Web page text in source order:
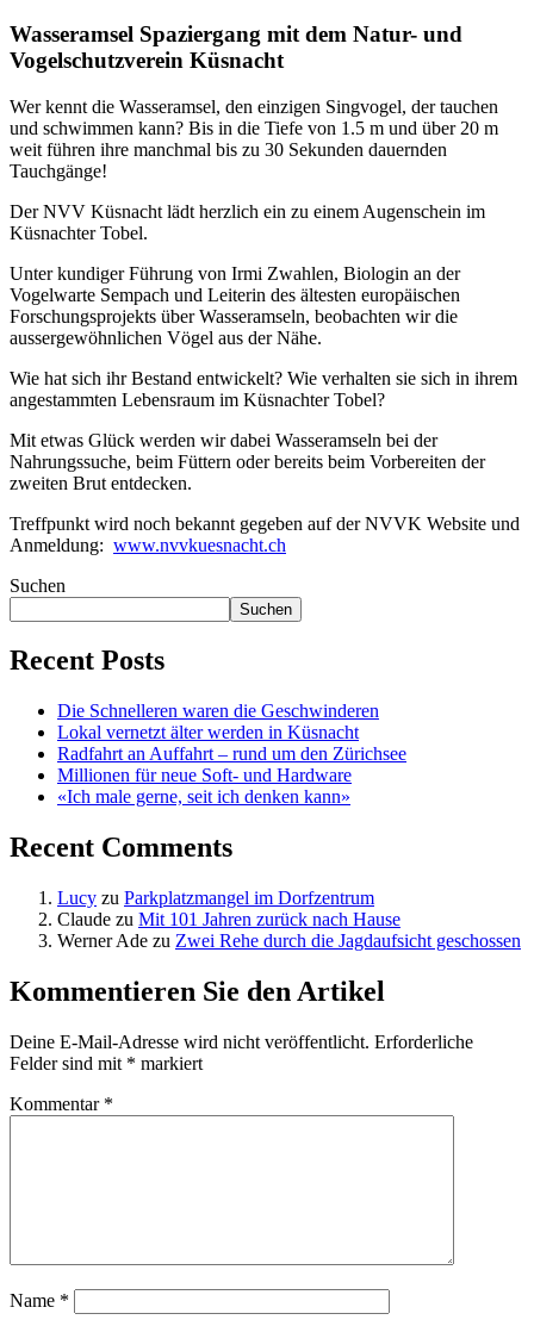
Wasseramsel Spaziergang mit dem Natur- und
Vogelschutzverein Küsnacht
Wer kennt die Wasseramsel, den einzigen Singvogel, der tauchen
und schwimmen kann? Bis in die Tiefe von 1.5 m und über 20 m
weit führen ihre manchmal bis zu 30 Sekunden dauernden
Tauchgänge!
Der NVV Küsnacht lädt herzlich ein zu einem Augenschein im
Küsnachter Tobel.
Unter kundiger Führung von Irmi Zwahlen, Biologin an der
Vogelwarte Sempach und Leiterin des ältesten europäischen
Forschungsprojekts über Wasseramseln, beobachten wir die
aussergewöhnlichen Vögel aus der Nähe.
Wie hat sich ihr Bestand entwickelt? Wie verhalten sie sich in ihrem
angestammten Lebensraum im Küsnachter Tobel?
Mit etwas Glück werden wir dabei Wasseramseln bei der
Nahrungssuche, beim Füttern oder bereits beim Vorbereiten der
zweiten Brut entdecken.
Treffpunkt wird noch bekannt gegeben auf der NVVK Website und
Anmeldung: www.nvvkuesnacht.ch
Suchen
Suchen
Recent Posts
Die Schnelleren waren die Geschwinderen
Lokal vernetzt älter werden in Küsnacht
Radfahrt an Auffahrt – rund um den Zürichsee
Millionen für neue Soft- und Hardware
«Ich male gerne, seit ich denken kann»
Recent Comments
Lucy zu Parkplatzmangel im Dorfzentrum
Claude zu Mit 101 Jahren zurück nach Hause
Werner Ade zu Zwei Rehe durch die Jagdaufsicht geschossen
Kommentieren Sie den Artikel
Deine E-Mail-Adresse wird nicht veröffentlicht. Erforderliche
Felder sind mit * markiert
Kommentar *
Name *